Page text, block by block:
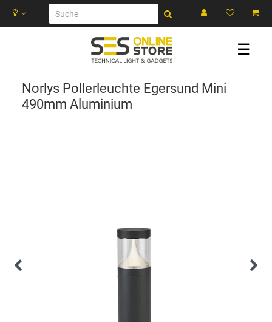
☰
Norlys Pollerleuchte Egersund Mini
490mm Aluminium